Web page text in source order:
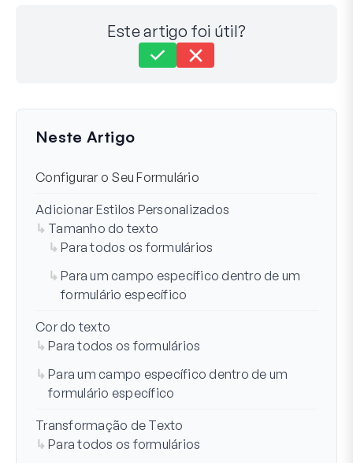
Este artigo foi útil?
Última atualização em 21 de janeiro de 2025
Neste Artigo
Configurar o Seu Formulário
Adicionar Estilos Personalizados
Tamanho do texto
Para todos os formulários
Para um campo específico dentro de um
formulário específico
Cor do texto
Para todos os formulários
Para um campo específico dentro de um
formulário específico
Transformação de Texto
Para todos os formulários